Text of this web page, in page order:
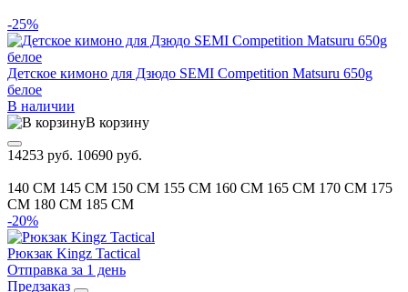
-25%
Детское кимоно для Дзюдо SEMI Competition Matsuru 650g
белое
В наличии
В корзину
14253 руб. 10690 руб.
140 CM 145 CM 150 CM 155 CM 160 CM 165 CM 170 CM 175
CM 180 CM 185 CM
-20%
Рюкзак Kingz Tactical
Отправка за 1 день
Предзаказ